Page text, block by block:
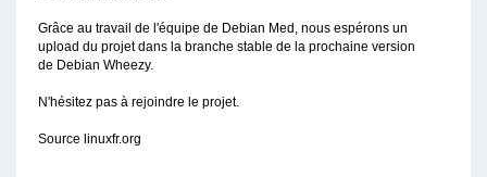
Grâce au travail de l'équipe de Debian Med, nous espérons un
upload du projet dans la branche stable de la prochaine version
de Debian Wheezy.
N'hésitez pas à rejoindre le projet.
Source linuxfr.org